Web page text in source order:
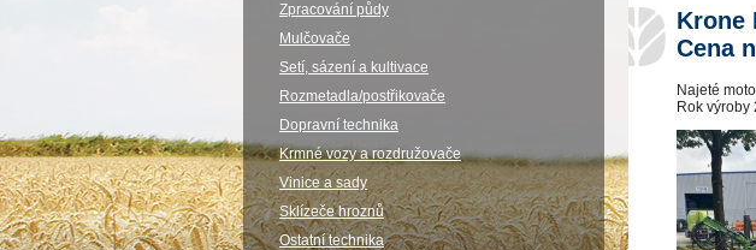
Krone
Cena
Najeté
Rok výroby
Zpracování půdy
Mulčovače
Setí, sázení a kultivace
Rozmetadla/postřikovače
Dopravní technika
Krmné vozy a rozdružovače
Vinice a sady
Sklízeče hroznů
Ostatní technika